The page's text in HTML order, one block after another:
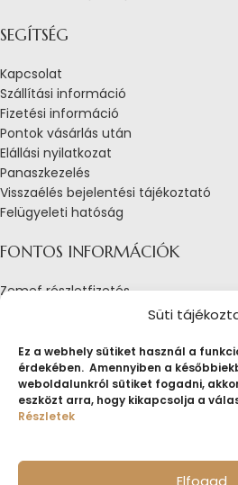
Süti
Ez a webhely sütiket használ a
érdekében. Amennyiben a
weboldalunkról sütiket fogadni,
eszközt arra, hogy kikapcsolja a
Részletek
Elfogad
SEGÍTSÉG
Kapcsolat
Szállítási információ
Fizetési információ
Pontok vásárlás után
Elállási nyilatkozat
Panaszkezelés
Visszaélés bejelentési tájékoztató
Felügyeleti hatóság
FONTOS INFORMÁCIÓK
Zemef részletfizetés
Adatkezelési tájékoztató
Tájékoztató sütik alkalmazásáról
Fogyasztóvédelmi tájékoztató
Jogi nyilatkozat
Impresszum